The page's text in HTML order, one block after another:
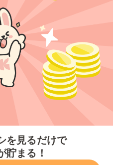
を見るだけで
貯まる！